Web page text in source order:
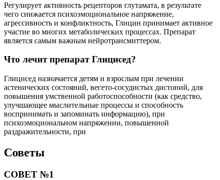
Регулирует активность рецепторов глутамата, в результате
чего снижается психоэмоциональное напряжение,
агрессивность и конфликтность, Глицин принимает активное
участие во многих метаболических процессах. Препарат
является самым важным нейротрансмиттером.
Что лечит препарат Глицисед?
Глицисед назначается детям и взрослым при лечении
астенических состояний, вегето-сосудистых дистоний, для
повышения умственной работоспособности (как средство,
улучшающее мыслительные процессы и способность
воспринимать и запоминать информацию), при
психоэмоциональном напряжении, повышенной
раздражительности, при
Советы
СОВЕТ №1